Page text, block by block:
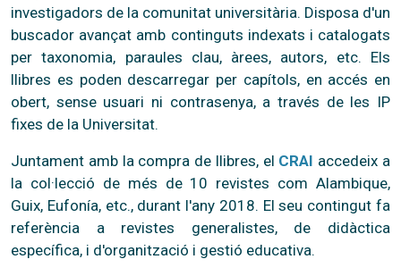
investigadors de la comunitat universitària. Disposa d'un
buscador avançat amb continguts indexats i catalogats
per taxonomia, paraules clau, àrees, autors, etc. Els
llibres es poden descarregar per capítols, en accés en
obert, sense usuari ni contrasenya, a través de les IP
fixes de la Universitat.
Juntament amb la compra de llibres, el CRAI accedeix a
la col·lecció de més de 10 revistes com Alambique,
Guix, Eufonía, etc., durant l'any 2018. El seu contingut fa
referència a revistes generalistes, de didàctica
específica, i d'organització i gestió educativa.